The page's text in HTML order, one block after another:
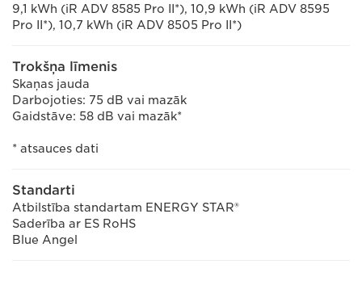
9,1 kWh (iR ADV 8585 Pro II*), 10,9 kWh (iR ADV 8595
Pro II*), 10,7 kWh (iR ADV 8505 Pro II*)
Trokšņa līmenis
Skaņas jauda
Darbojoties: 75 dB vai mazāk
Gaidstāve: 58 dB vai mazāk*
* atsauces dati
Standarti
Atbilstība standartam ENERGY STAR®
Saderība ar ES RoHS
Blue Angel